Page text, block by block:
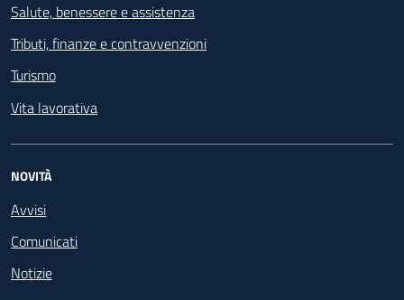
Salute, benessere e assistenza
Tributi, finanze e contravvenzioni
Turismo
Vita lavorativa
NOVITÀ
Avvisi
Comunicati
Notizie